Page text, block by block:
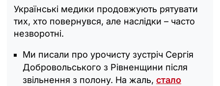
Українські медики продовжують рятувати
тих, хто повернувся, але наслідки – часто
незворотні.
Ми писали про урочисту зустріч Сергія
Добровольського з Рівненщини після
звільнення з полону. На жаль, стало